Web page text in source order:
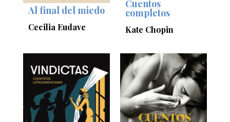
Al final del miedo
Cecilia Eudave
Cuentos
completos
Kate Chopin